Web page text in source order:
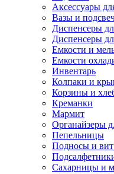
Аксессуары
Вазы и
Диспенсеры
Диспенсеры
Емкости и
Емкости
Инвентарь
Колпаки и
Корзины и
Креманки
Мармит
Органайзеры
Пепельницы
Подносы и
Сахарницы и